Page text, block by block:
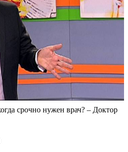
срочно нужен врач? – Доктор